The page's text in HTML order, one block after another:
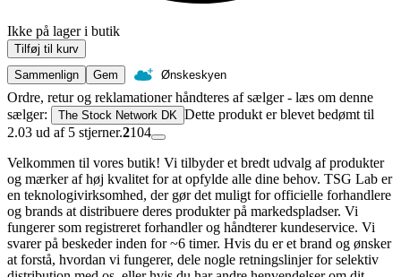
Ikke på lager i butik
Tilføj til kurv
Sammenlign
Gem Ønskeskyen
Ordre, retur og reklamationer håndteres af sælger - læs om denne
sælger:
The Stock Network DK Dette produkt er blevet bedømt til
2.03 ud af 5 stjerner.2104
Velkommen til vores butik! Vi tilbyder et bredt udvalg af produkter
og mærker af høj kvalitet for at opfylde alle dine behov. TSG Lab er
en teknologivirksomhed, der gør det muligt for officielle forhandlere
og brands at distribuere deres produkter på markedspladser. Vi
fungerer som registreret forhandler og håndterer kundeservice. Vi
svarer på beskeder inden for ~6 timer. Hvis du er et brand og ønsker
at forstå, hvordan vi fungerer, dele nogle retningslinjer for selektiv